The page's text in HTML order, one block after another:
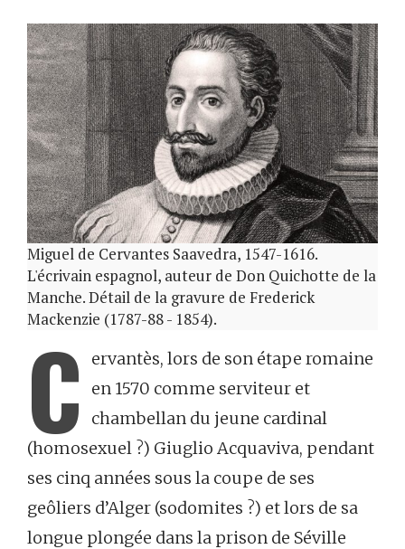
Miguel de Cervantes Saavedra, 1547-1616.
L'écrivain espagnol, auteur de Don Quichotte de la
Manche. Détail de la gravure de Frederick
Mackenzie (1787-88 - 1854).
C
ervantès, lors de son étape romaine
en 1570 comme serviteur et
chambellan du jeune cardinal
(homosexuel ?) Giuglio Acquaviva, pendant
ses cinq années sous la coupe de ses
geôliers d’Alger (sodomites ?) et lors de sa
longue plongée dans la prison de Séville